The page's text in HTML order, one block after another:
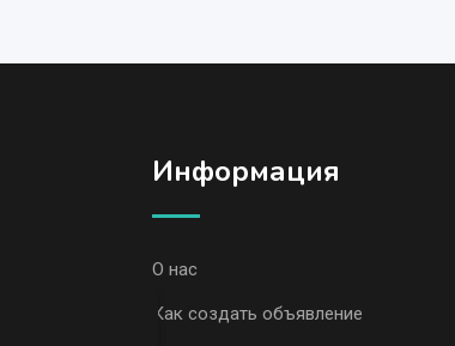
Информация
О нас
Как создать объявление